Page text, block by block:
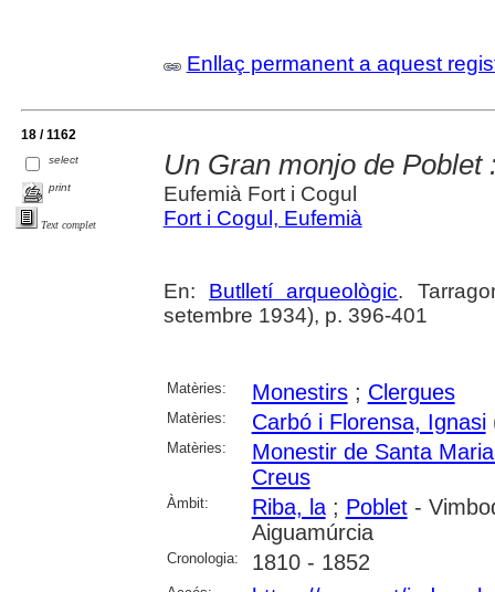
Enllaç permanent a aquest
18 / 1162
select
print
Text complet
Un Gran monjo de
Eufemià Fort i Cogul
Fort i Cogul, Eufemià
En: Butlletí arqueològic.
setembre 1934), p. 396-401
Matèries: Monestirs; Clergues
Matèries: Carbó i Florensa, Ignasi
Matèries:
Monestir de Santa
Creus
Àmbit: Riba, la; Poblet-
Aiguamúrcia
Cronologia: 1810 - 1852